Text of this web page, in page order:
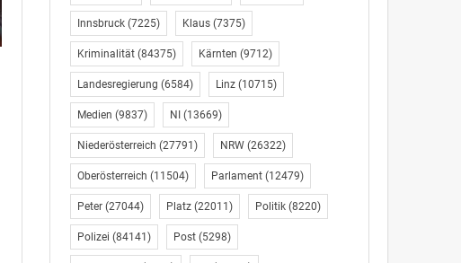
Innsbruck(7225) Klaus(7375)
Kriminalität(84375) Kärnten (9712)
Landesregierung (6584) Linz(10715)
Medien (9837) NI (13669)
Niederösterreich (27791) NRW(26322)
Oberösterreich (11504) Parlament(12479)
Peter(27044) Platz(22011) Politik(8220)
Polizei (84141) Post(5298)